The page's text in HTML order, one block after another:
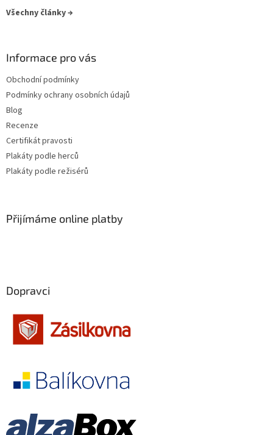
Andy Tennant 14
Robert Rodriguez 14
Edward Zwick
Frank Oz
Martin Scorsese
Otakar Fuka 13
Jiří Svoboda 13
Jonathan Mostow 13
Všechny články →
Informace pro vás
Obchodní podmínky
Podmínky ochrany osobních údajů
Blog
Recenze
Certifikát pravosti
Plakáty podle herců
Plakáty podle režisérů
Přijímáme online platby
Dopravci